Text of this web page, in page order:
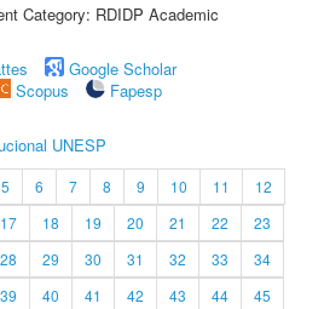
Category: RDIDP Academic
Google Scholar
Scopus
Fapesp
UNESP
5 6 7 8 9 10 11
12
17 18 19 20 21 22
23
28 29 30 31 32 33
34
39 40 41 42 43 44
45